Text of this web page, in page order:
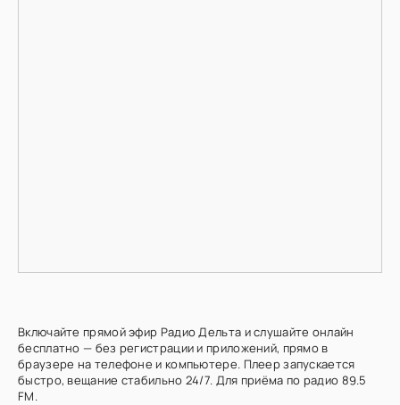
Включайте прямой эфир Радио Дельта и слушайте онлайн
бесплатно — без регистрации и приложений, прямо в
браузере на телефоне и компьютере. Плеер запускается
быстро, вещание стабильно 24/7. Для приёма по радио 89.5
FM.